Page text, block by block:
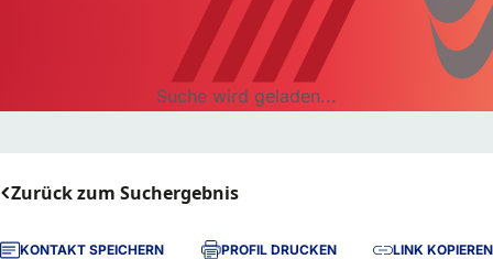
Suche wird geladen...
Zurück zum Suchergebnis
KONTAKT SPEICHERN PROFIL DRUCKEN LINK KOPIEREN